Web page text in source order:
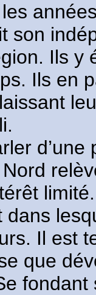
son
Ils y
Ils en
dans
Il est
que